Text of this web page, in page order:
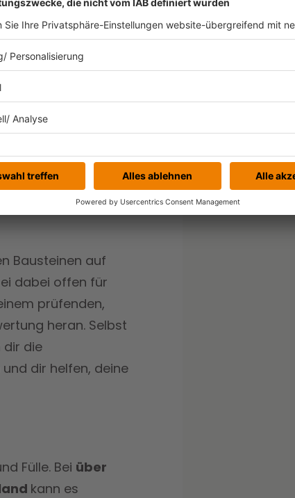
Im Gegensatz zu
Tools, deine
Der Clou bei
persönlichen
für vorgeschlagene
ignoriert hättest? Es
Bausteinen auf
dabei offen für
prüfenden,
heran. Selbst
dir die
dir helfen, deine
Fülle. Bei über
kann es